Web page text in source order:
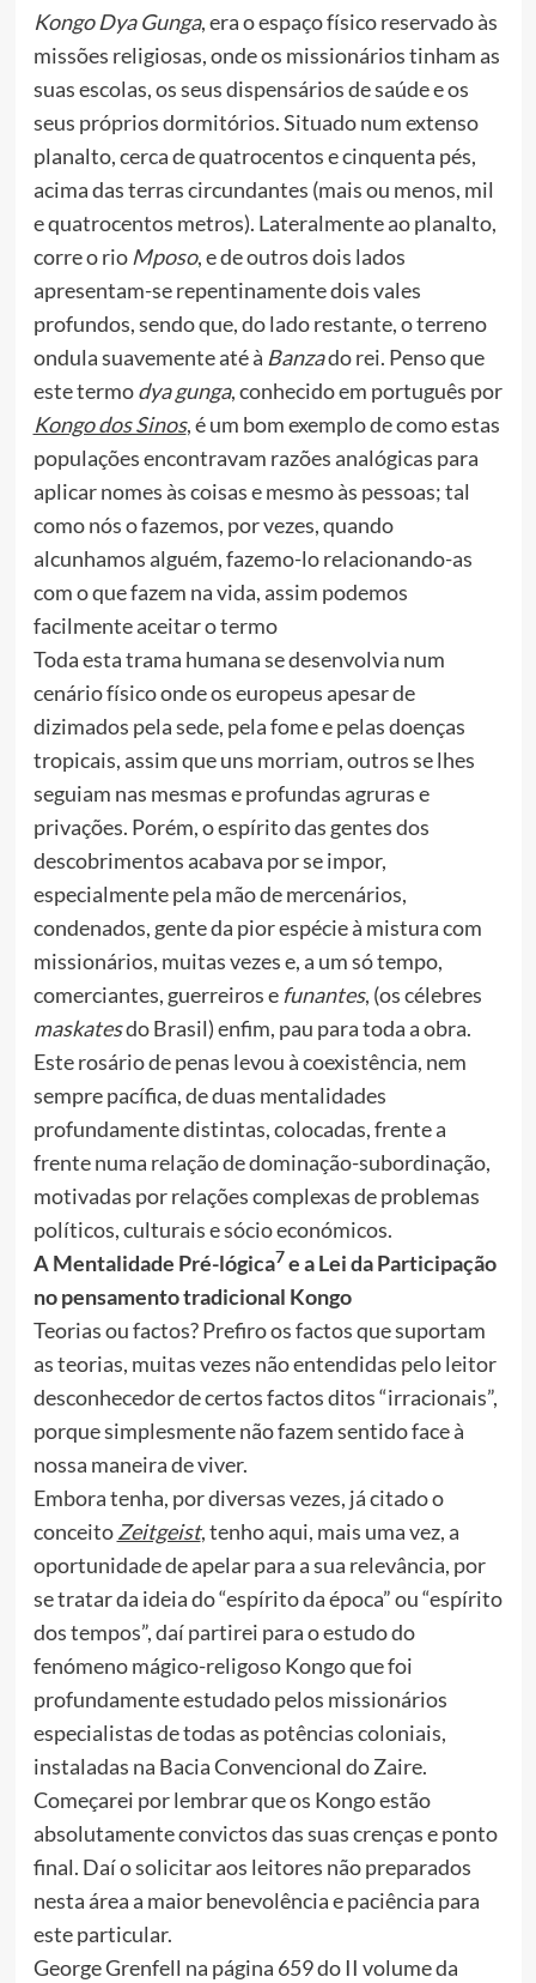
Kongo Dya Gunga, era o espaço físico reservado às
missões religiosas, onde os missionários tinham as
suas escolas, os seus dispensários de saúde e os
seus próprios dormitórios. Situado num extenso
planalto, cerca de quatrocentos e cinquenta pés,
acima das terras circundantes (mais ou menos, mil
e quatrocentos metros). Lateralmente ao planalto,
corre o rio Mposo, e de outros dois lados
apresentam-se repentinamente dois vales
profundos, sendo que, do lado restante, o terreno
ondula suavemente até à Banzado rei. Penso que
este termodya gunga, conhecido em português por
Kongo dos Sinos, é um bom exemplo de como estas
populações encontravam razões analógicas para
aplicar nomes às coisas e mesmo às pessoas; tal
como nós o fazemos, por vezes, quando
alcunhamos alguém, fazemo-lo relacionando-as
com o que fazem na vida, assim podemos
facilmente aceitar o termo
Toda esta trama humana se desenvolvia num
cenário físico onde os europeus apesar de
dizimados pela sede, pela fome e pelas doenças
tropicais, assim que uns morriam, outros se lhes
seguiam nas mesmas e profundas agruras e
privações. Porém, o espírito das gentes dos
descobrimentos acabava por se impor,
especialmente pela mão de mercenários,
condenados, gente da pior espécie à mistura com
missionários, muitas vezes e, a um só tempo,
comerciantes, guerreiros e funantes, (os célebres
maskatesdo Brasil) enfim, pau para toda a obra.
Este rosário de penas levou à coexistência, nem
sempre pacífica, de duas mentalidades
profundamente distintas, colocadas, frente a
frente numa relação de dominação-subordinação,
motivadas por relações complexas de problemas
políticos, culturais e sócio económicos.
A Mentalidade Pré-lógica7 e a Lei da Participação
no pensamento tradicional Kongo
Teorias ou factos? Prefiro os factos que suportam
as teorias, muitas vezes não entendidas pelo leitor
desconhecedor de certos factos ditos “irracionais”,
porque simplesmente não fazem sentido face à
nossa maneira de viver.
Embora tenha, por diversas vezes, já citado o
conceitoZeitgeist, tenho aqui, mais uma vez, a
oportunidade de apelar para a sua relevância, por
se tratar da ideia do “espírito da época” ou “espírito
dos tempos”, daí partirei para o estudo do
fenómeno mágico-religoso Kongo que foi
profundamente estudado pelos missionários
especialistas de todas as potências coloniais,
instaladas na Bacia Convencional do Zaire.
Começarei por lembrar que os Kongo estão
absolutamente convictos das suas crenças e ponto
final. Daí o solicitar aos leitores não preparados
nesta área a maior benevolência e paciência para
este particular.
George Grenfell na página 659 do II volume da